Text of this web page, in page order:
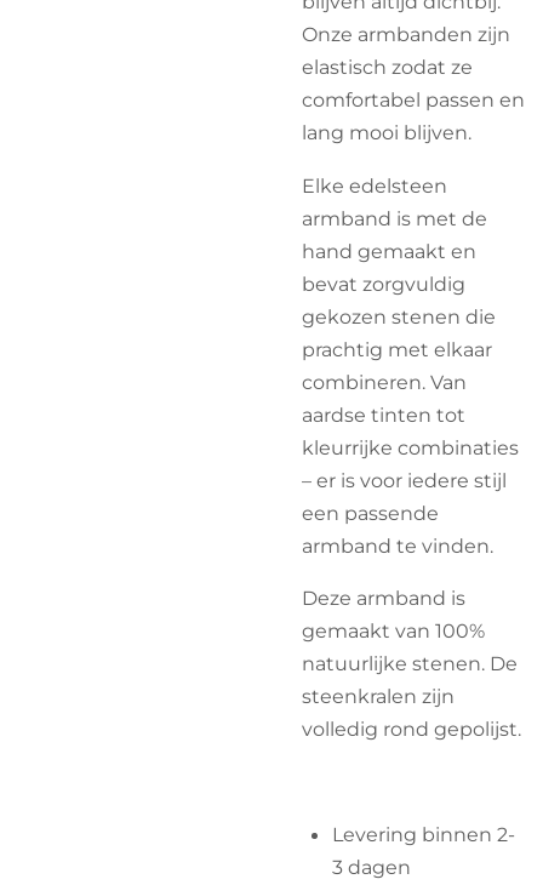
Onze armbanden zijn
elastisch zodat ze
comfortabel passen en
lang mooi blijven.
Elke edelsteen
armband is met de
hand gemaakt en
bevat zorgvuldig
gekozen stenen die
prachtig met elkaar
combineren. Van
aardse tinten tot
kleurrijke combinaties
– er is voor iedere stijl
een passende
armband te vinden.
Deze armband is
gemaakt van 100%
natuurlijke stenen. De
steenkralen zijn
volledig rond gepolijst.
Levering binnen 2-
3 dagen